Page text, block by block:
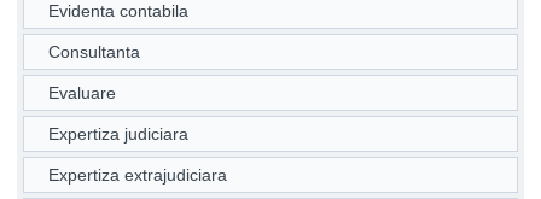
Evidenta contabila
Consultanta
Evaluare
Expertiza judiciara
Expertiza extrajudiciara